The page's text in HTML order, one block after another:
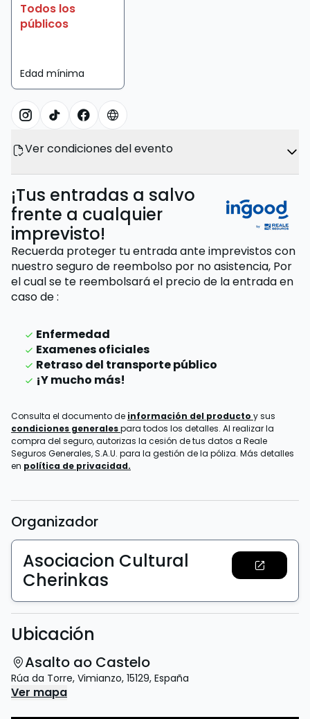
Todos los
públicos
Edad mínima
Ver condiciones del evento
¡Tus entradas a salvo
frente a cualquier
imprevisto!
Recuerda proteger tu entrada ante imprevistos con
nuestro seguro de reembolso por no asistencia, Por
el cual se te reembolsará el precio de la entradaen
caso de:
Enfermedad
Examenes oficiales
Retraso del transporte público
¡Y mucho más!
Consulta el documento de información del producto y sus
condiciones generalespara todos los detalles. Al realizar la
compra del seguro, autorizas la cesión de tus datos a Reale
Seguros Generales, S.A.U. para la gestión de la póliza. Más detalles
en política de privacidad.
Organizador
Asociacion Cultural
Cherinkas
Ubicación
Asalto ao Castelo
Rúa da Torre, Vimianzo, 15129, España
Ver mapa